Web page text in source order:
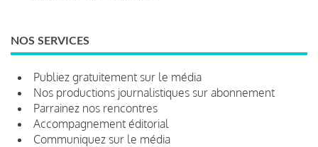
NOS SERVICES
Publiez gratuitement sur le média
Nos productions journalistiques sur abonnement
Parrainez nos rencontres
Accompagnement éditorial
Communiquez sur le média